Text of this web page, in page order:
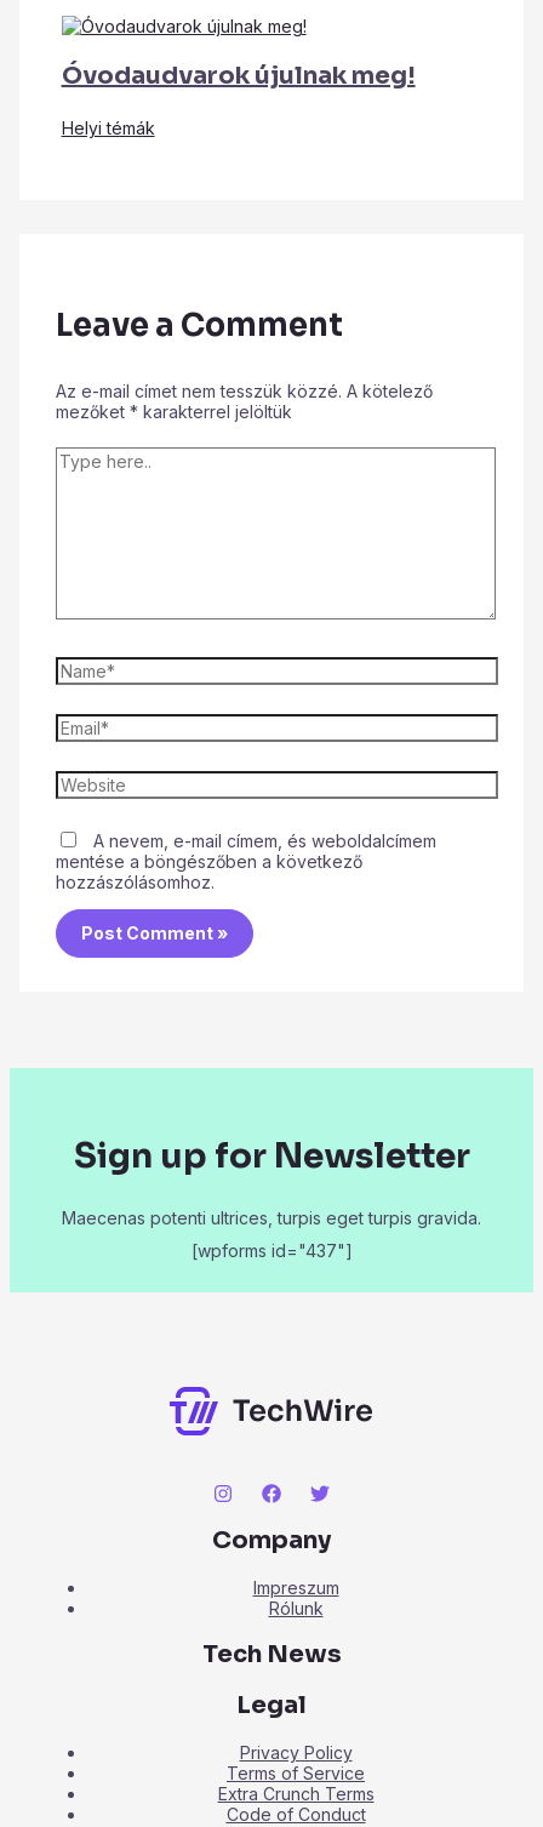
Óvodaudvarok újulnak meg!
Helyi témák
Leave a Comment
Az e-mail címet nem tesszük közzé. A kötelező
mezőket * karakterrel jelöltük
A nevem, e-mail címem, és weboldalcímem
mentése a böngészőben a következő
hozzászólásomhoz.
Sign up for Newsletter
Maecenas potenti ultrices, turpis eget turpis gravida.
[wpforms id="437"]
Company
Impreszum
Rólunk
Tech News
Legal
Privacy Policy
Terms of Service
Extra Crunch Terms
Code of Conduct